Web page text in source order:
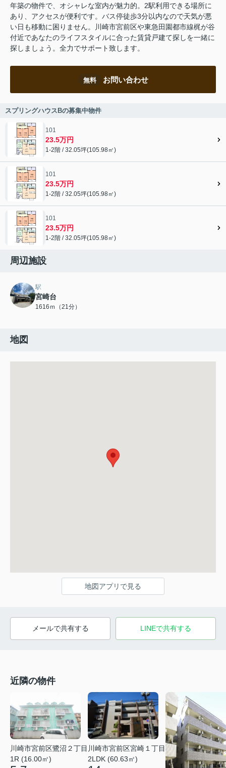
年築の物件で、オシャレな室内が魅力的。2駅利用できる場所に
あり、アクセスが便利です。バス停徒歩3分以内なので天気が悪
い日も移動に困りません。川崎市宮前区や東急田園都市線梶が谷
付近であなたのライフスタイルに合った賃貸戸建て探しを一緒に
探しましょう。全力でサポート致します。
無料 お問い合わせ
スプリングハウスBの募集中物件
101
23.5万円
1-2階 / 32.05坪(105.98㎡)
101
23.5万円
1-2階 / 32.05坪(105.98㎡)
101
23.5万円
1-2階 / 32.05坪(105.98㎡)
周辺施設
駅
宮崎台
1616ｍ（21分）
地図
地図アプリで見る
メールで共有する LINEで共有する
近隣の物件
川崎市宮前区鷺沼２丁目
1R (16.00㎡)
川崎市宮前区宮崎１丁目
2LDK (60.63㎡)